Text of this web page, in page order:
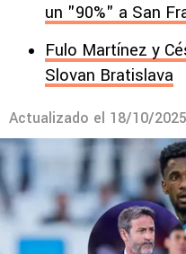
un "90%" a San
Fulo Martínez y
Slovan Bratislava
Actualizado el 18/10/